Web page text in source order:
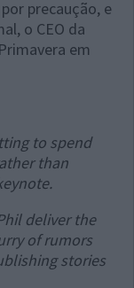
precaução, e
o CEO da
em
to spend
than
deliver the
of rumors
stories